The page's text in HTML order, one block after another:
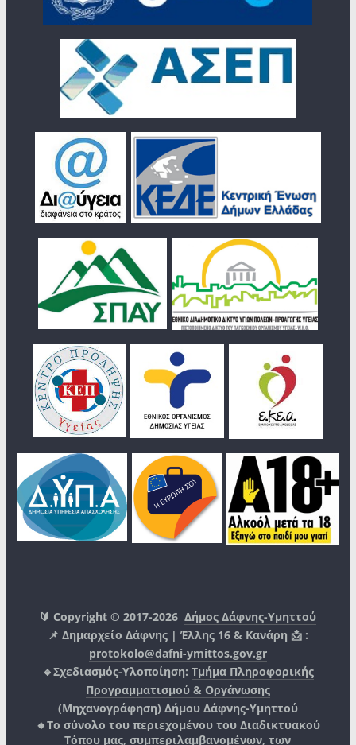
🔰 Copyright © 2017-2026Δήμος Δάφνης-Υμηττού
📌 Δημαρχείο Δάφνης | Έλλης 16 & Κανάρη 📩 :
protokolo@dafni-ymittos.gov.gr
🔹Σχεδιασμός-Υλοποίηση: Τμήμα Πληροφορικής
Προγραμματισμού & Οργάνωσης
(Μηχανογράφηση) Δήμου Δάφνης-Υμηττού
🔸Το σύνολο του περιεχομένου του Διαδικτυακού
Τόπου μας, συμπεριλαμβανομένων, των